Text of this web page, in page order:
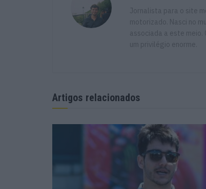
Jornalista para o site
motorizado. Nasci no
associada a este
um privilégio enorme.
Artigos relacionados